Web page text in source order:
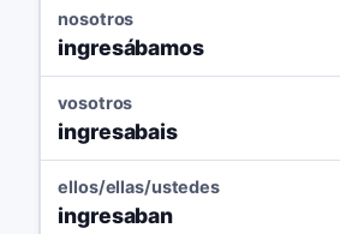
nosotros
ingresábamos
vosotros
ingresabais
ellos/ellas/ustedes
ingresaban